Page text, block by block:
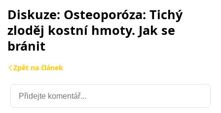
Diskuze: Osteoporóza: Tichý
zloděj kostní hmoty. Jak se
bránit
Zpět na článek